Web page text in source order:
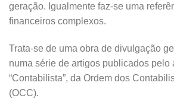
geração. Igualmente faz-se uma
financeiros complexos.
Trata-se de uma obra de divulgação
numa série de artigos publicados pelo
“Contabilista”, da Ordem dos
(OCC).